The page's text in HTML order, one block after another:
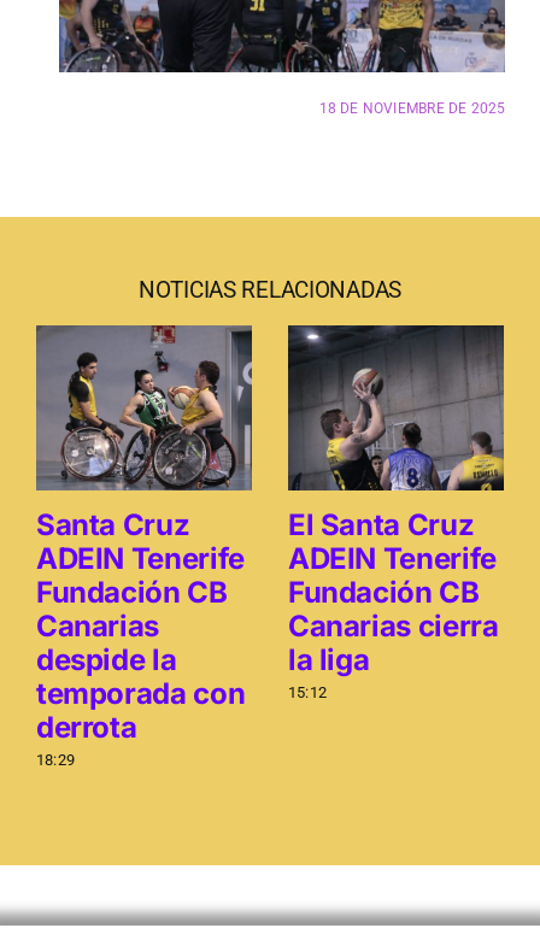
18 DE NOVIEMBRE DE 2025
NOTICIAS RELACIONADAS
Santa Cruz
ADEIN Tenerife
Fundación CB
Canarias
despide la
temporada con
derrota
18:29
El Santa Cruz
ADEIN Tenerife
Fundación CB
Canarias cierra
la liga
15:12